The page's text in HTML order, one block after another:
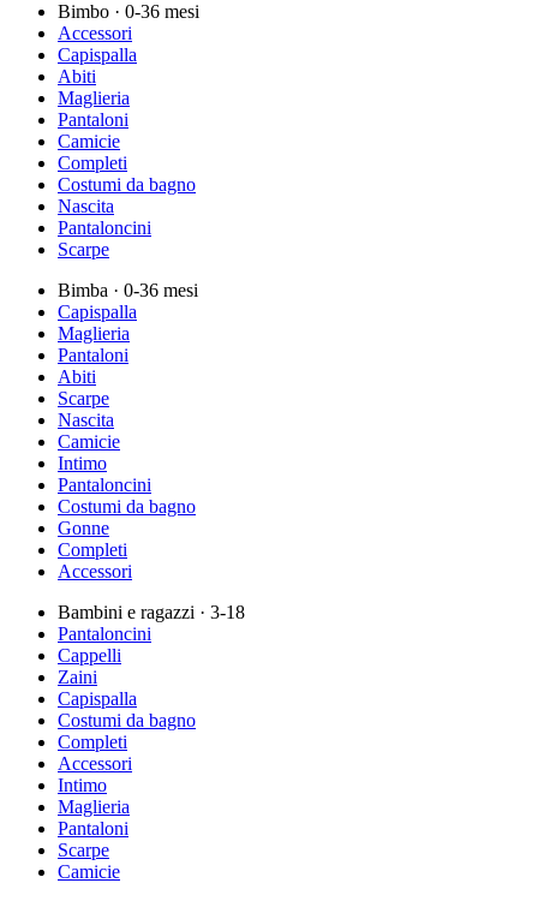
Bimbo · 0-36 mesi
Accessori
Capispalla
Abiti
Maglieria
Pantaloni
Camicie
Completi
Costumi da bagno
Nascita
Pantaloncini
Scarpe
Bimba · 0-36 mesi
Capispalla
Maglieria
Pantaloni
Abiti
Scarpe
Nascita
Camicie
Intimo
Pantaloncini
Costumi da bagno
Gonne
Completi
Accessori
Bambini e ragazzi · 3-18
Pantaloncini
Cappelli
Zaini
Capispalla
Costumi da bagno
Completi
Accessori
Intimo
Maglieria
Pantaloni
Scarpe
Camicie